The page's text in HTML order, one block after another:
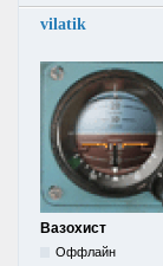
vilatik
Вазохист
Оффлайн